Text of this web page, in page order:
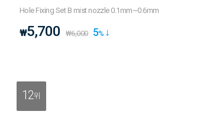
Hole Fixing Set B mist nozzle 0.1mm~0.6mm
₩5,700 ₩6,000 5%
12위